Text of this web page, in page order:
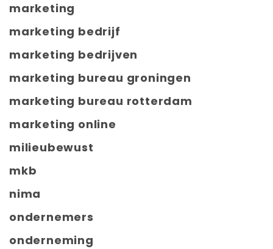
marketing
marketing bedrijf
marketing bedrijven
marketing bureau groningen
marketing bureau rotterdam
marketing online
milieubewust
mkb
nima
ondernemers
onderneming